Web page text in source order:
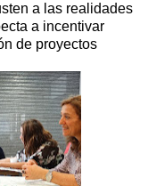
a las realidades
a incentivar
de proyectos